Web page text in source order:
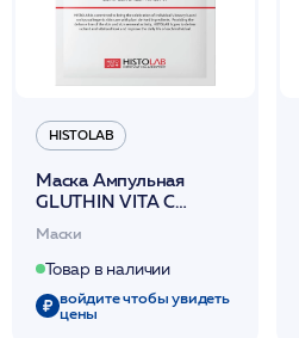
HISTOLAB
Маска Ампульная
GLUTНIN VIТА С
AМPOULE СОМРLЕХ
SНЕЕТ MASK 47 30г
/HISTOLAB
Маски
Товар в наличии
войдите чтобы увидеть
цены